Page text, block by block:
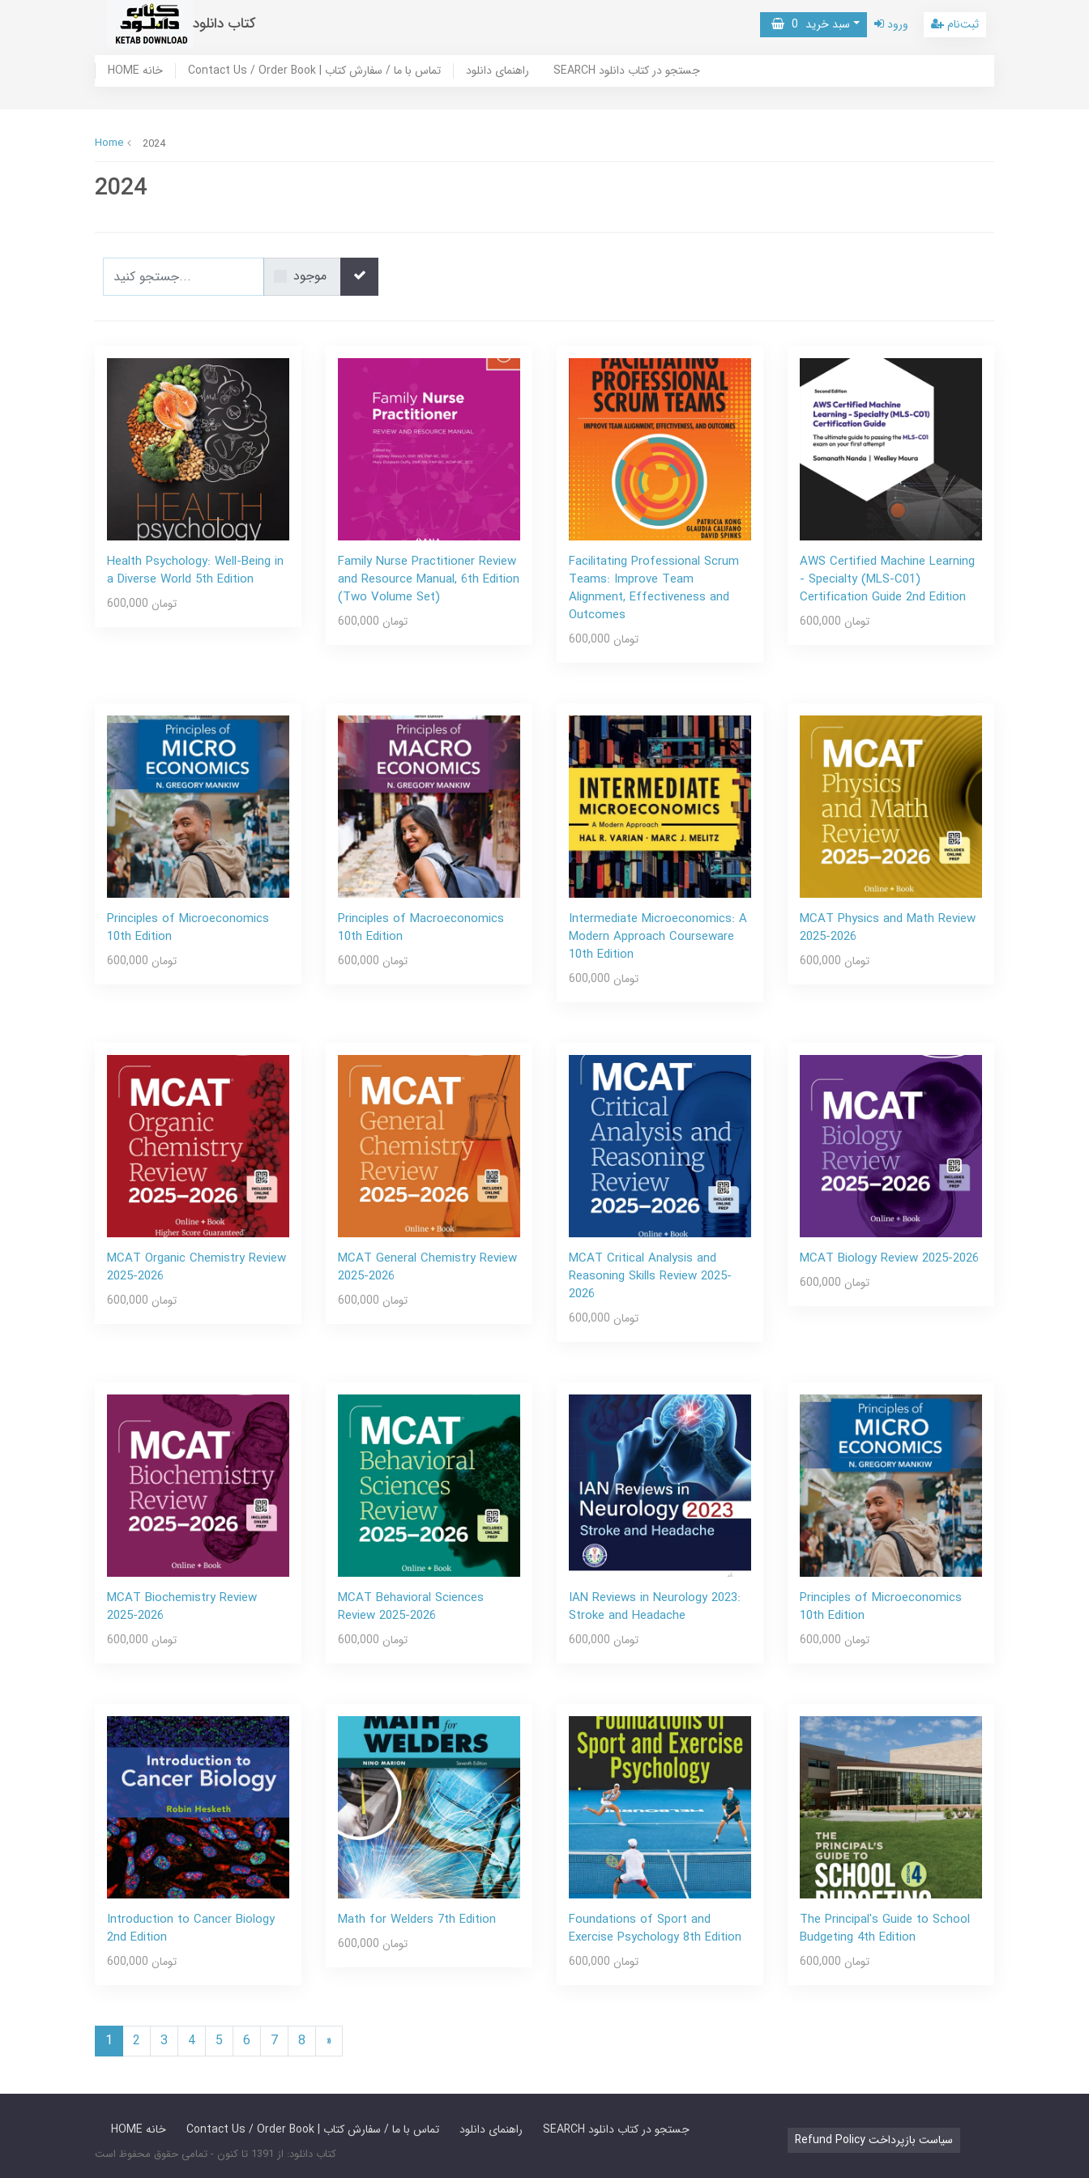
کتاب دانلود سبد خرید 0 ورود ثبت‌نام
HOME خانه Contact Us / Order Book | تماس با ما / سفارش کتاب راهنمای دانلود SEARCH جستجو در کتاب دانلود
Home 2024
2024
موجود
Health Psychology: Well-Being in
a Diverse World 5th Edition
600,000 تومان
Family Nurse Practitioner Review
and Resource Manual, 6th Edition
(Two Volume Set)
600,000 تومان
Facilitating Professional Scrum
Teams: Improve Team
Alignment, Effectiveness and
Outcomes
600,000 تومان
AWS Certified Machine Learning
- Specialty (MLS-C01)
Certification Guide 2nd Edition
600,000 تومان
Principles of Microeconomics
10th Edition
600,000 تومان
Principles of Macroeconomics
10th Edition
600,000 تومان
Intermediate Microeconomics: A
Modern Approach Courseware
10th Edition
600,000 تومان
MCAT Physics and Math Review
2025-2026
600,000 تومان
MCAT Organic Chemistry Review
2025-2026
600,000 تومان
MCAT General Chemistry Review
2025-2026
600,000 تومان
MCAT Critical Analysis and
Reasoning Skills Review 2025-
2026
600,000 تومان
MCAT Biology Review 2025-2026
600,000 تومان
MCAT Biochemistry Review
2025-2026
600,000 تومان
MCAT Behavioral Sciences
Review 2025-2026
600,000 تومان
IAN Reviews in Neurology 2023:
Stroke and Headache
600,000 تومان
Principles of Microeconomics
10th Edition
600,000 تومان
Introduction to Cancer Biology
2nd Edition
600,000 تومان
Math for Welders 7th Edition
600,000 تومان
Foundations of Sport and
Exercise Psychology 8th Edition
600,000 تومان
The Principal′s Guide to School
Budgeting 4th Edition
600,000 تومان
1 2 3 4 5 6 7 8 »
HOME خانه Contact Us / Order Book | تماس با ما / سفارش کتاب راهنمای دانلود SEARCH جستجو در کتاب دانلود
کتاب دانلود: از 1391 تا کنون - تمامی حقوق محفوظ است
Refund Policy سیاست بازپرداخت